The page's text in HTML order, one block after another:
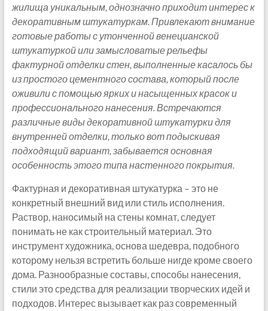
жилища уникальным, однозначно приходит интерес к
декоративным штукатуркам. Привлекают внимание
готовые работы с утонченной венецианской
штукатуркой или замысловатые рельефы
фактурной отделки стен, выполненные касалось бы
из простого цементного состава, который после
оживили с помощью ярких и насыщенных красок и
профессионального нанесения. Встречаются
различные виды декоративной штукатурки для
внутренней отделки, только вот подыскивая
подходящий вариант, забывается основная
особенность этого типа настенного покрытия.
Фактурная и декоративная штукатурка – это не
конкретный внешний вид или стиль исполнения.
Раствор, наносимый на стены комнат, следует
понимать не как строительный материал. Это
инструмент художника, основа шедевра, подобного
которому нельзя встретить больше нигде кроме своего
дома. Разнообразные составы, способы нанесения,
стили это средства для реализации творческих идей и
подходов. Интерес вызывает как раз современный